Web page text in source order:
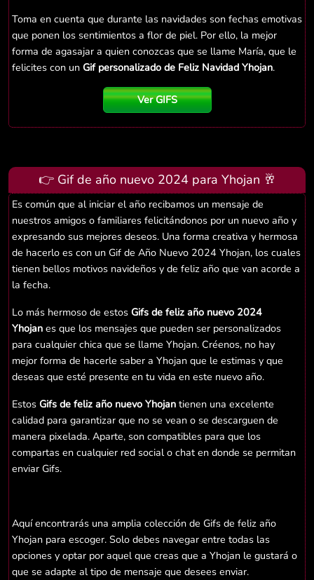
Toma en cuenta que durante las navidades son fechas emotivas
que ponen los sentimientos a flor de piel. Por ello, la mejor
forma de agasajar a quien conozcas que se llame María, que le
felicites con un Gif personalizado de Feliz Navidad Yhojan.
Ver GIFS
👉 Gif de año nuevo 2024 para Yhojan 🥂
Es común que al iniciar el año recibamos un mensaje de
nuestros amigos o familiares felicitándonos por un nuevo año y
expresando sus mejores deseos. Una forma creativa y hermosa
de hacerlo es con un Gif de Año Nuevo 2024 Yhojan, los cuales
tienen bellos motivos navideños y de feliz año que van acorde a
la fecha.
Lo más hermoso de estos Gifs de feliz año nuevo 2024
Yhojan es que los mensajes que pueden ser personalizados
para cualquier chica que se llame Yhojan. Créenos, no hay
mejor forma de hacerle saber a Yhojan que le estimas y que
deseas que esté presente en tu vida en este nuevo año.
Estos Gifs de feliz año nuevo Yhojan tienen una excelente
calidad para garantizar que no se vean o se descarguen de
manera pixelada. Aparte, son compatibles para que los
compartas en cualquier red social o chat en donde se permitan
enviar Gifs.
Aquí encontrarás una amplia colección de Gifs de feliz año
Yhojan para escoger. Solo debes navegar entre todas las
opciones y optar por aquel que creas que a Yhojan le gustará o
que se adapte al tipo de mensaje que desees enviar.